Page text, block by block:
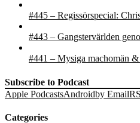
#445 – Regissörspecial:
#443 – Gangstervärlden
#441 – Mysiga machomän
Subscribe to Podcast
Apple PodcastsAndroidby Email
Categories